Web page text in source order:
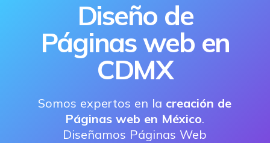
Diseño de
Páginas web en
CDMX
Somos expertos en la creación de
Páginas web en México.
Diseñamos Páginas Web